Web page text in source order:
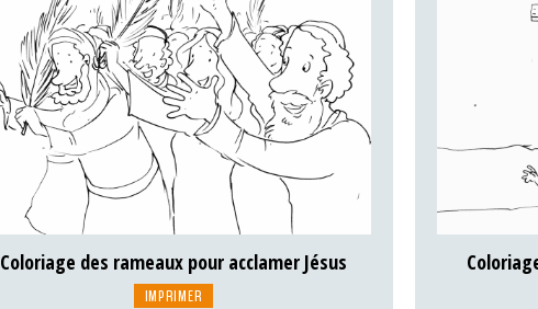
Coloriage des rameaux pour acclamer Jésus
IMPRIMER